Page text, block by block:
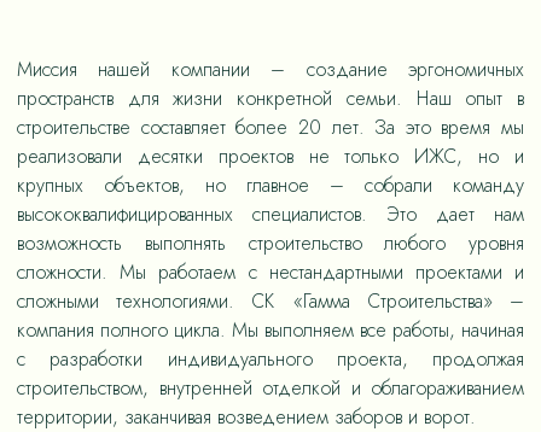
Миссия нашей компании – создание эргономичных
пространств для жизни конкретной семьи. Наш опыт в
строительстве составляет более 20 лет. За это время мы
реализовали десятки проектов не только ИЖС, но и
крупных объектов, но главное – собрали команду
высококвалифицированных специалистов. Это дает нам
возможность выполнять строительство любого уровня
сложности. Мы работаем с нестандартными проектами и
сложными технологиями. СК «Гамма Строительства» –
компания полного цикла. Мы выполняем все работы, начиная
с разработки индивидуального проекта, продолжая
строительством, внутренней отделкой и облагораживанием
территории, заканчивая возведением заборов и ворот.